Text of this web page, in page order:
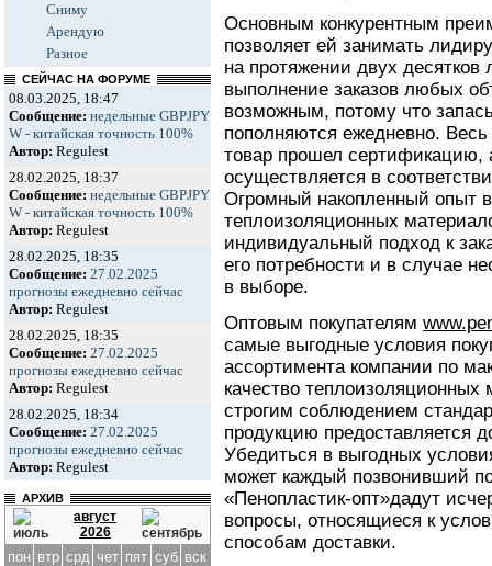
Сниму
Арендую
Разное
СЕЙЧАС НА ФОРУМЕ
08.03.2025, 18:47
Сообщение: недельные GBPJPY
W - китайская точность 100%
Автор: Regulest
28.02.2025, 18:37
Сообщение: недельные GBPJPY
W - китайская точность 100%
Автор: Regulest
28.02.2025, 18:35
Сообщение: 27.02.2025
прогнозы ежедневно сейчас
Автор: Regulest
28.02.2025, 18:35
Сообщение: 27.02.2025
прогнозы ежедневно сейчас
Автор: Regulest
28.02.2025, 18:34
Сообщение: 27.02.2025
прогнозы ежедневно сейчас
Автор: Regulest
АРХИВ
август
2026
пон втр срд чет пят суб вск
Основным конкурентным
позволяет ей занимать
на протяжении двух десятков
выполнение заказов любых
возможным, потому что
пополняются ежедневно.
товар прошел сертификацию,
осуществляется в
Огромный накопленный опыт
теплоизоляционных
индивидуальный подход к
его потребности и в случае
в выборе.
Оптовым покупателям
самые выгодные условия
ассортимента компании по
качество теплоизоляционных
строгим соблюдением
продукцию предоставляется
Убедиться в выгодных
может каждый позвонивший
«Пенопластик-опт»дадут
вопросы, относящиеся к
способам доставки.